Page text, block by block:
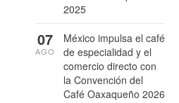
2025
México impulsa el café
de especialidad y el
comercio directo con
la Convención del
Café Oaxaqueño 2026
07
AGO